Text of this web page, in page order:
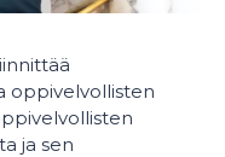
oppivelvollisten
ja sen